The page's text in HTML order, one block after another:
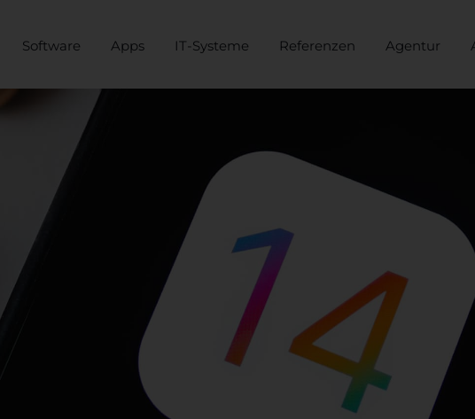
Software Apps IT-Systeme Referenzen Agentur